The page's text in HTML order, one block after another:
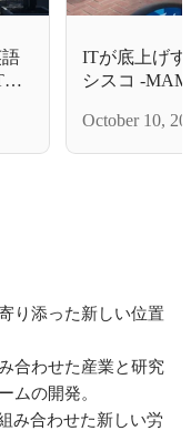
ITが底上げ
シスコ -
October 10,
り添った新しい位置
合わせた産業と研究
ムの開発。
み合わせた新しい労